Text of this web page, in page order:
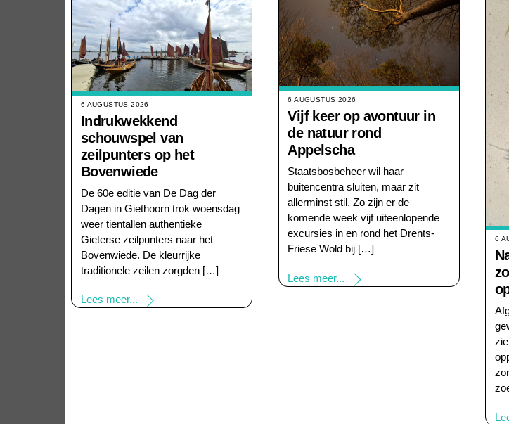
6 AUGUSTUS 2026
Indrukwekkend
schouwspel van
zeilpunters op het
Bovenwiede
De 60e editie van De Dag der
Dagen in Giethoorn trok woensdag
weer tientallen authentieke
Gieterse zeilpunters naar het
Bovenwiede. De kleurrijke
traditionele zeilen zorgden […]
Lees meer...
6 AUGUSTUS 2026
Vijf keer op avontuur in
de natuur rond
Appelscha
Staatsbosbeheer wil haar
buitencentra sluiten, maar zit
allerminst stil. Zo zijn er de
komende week vijf uiteenlopende
excursies in en rond het Drents-
Friese Wold bij […]
Lees meer...
6